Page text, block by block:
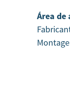
Área de